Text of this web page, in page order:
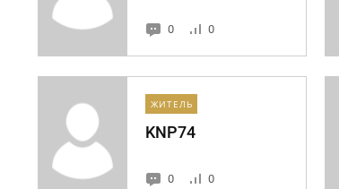
0 0
ЖИТЕЛЬ
KNP74
0 0